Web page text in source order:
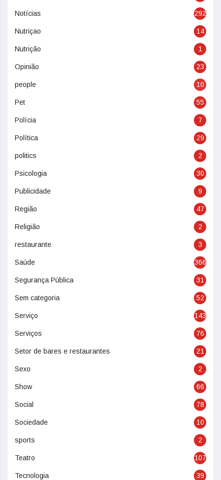
Notícias 292
Nutriçao 14
Nutrição 1
Opinião 23
people 10
Pet 55
Polícia 7
Política 29
politics 2
Psicologia 30
Publicidade 9
Região 47
Religião 2
restaurante 3
Saúde 366
Segurança Pública 31
Sem categoria 52
Serviço 143
Serviços 76
Setor de bares e restaurantes 21
Sexo 2
Show 66
Social 78
Sociedade 10
sports 2
Teatro 107
Tecnologia 39